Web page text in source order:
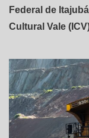
Federal de
Cultural Vale